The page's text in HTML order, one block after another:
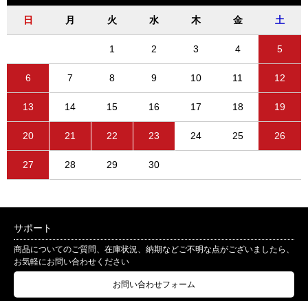
日 月 火 水 木 金 土
1 2 3 4 5
6 7 8 9 10 11 12
13 14 15 16 17 18 19
20 21 22 23 24 25 26
27 28 29 30
サポート
商品についてのご質問、在庫状況、納期などご不明な点がございましたら、
お気軽にお問い合わせください
お問い合わせフォーム